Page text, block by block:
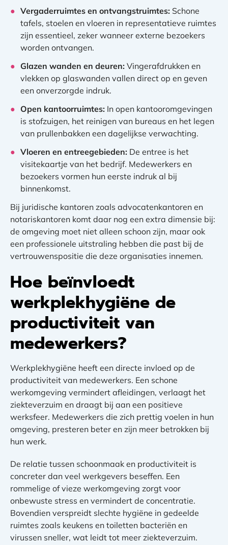
Vergaderruimtes en ontvangstruimtes: Schone
tafels, stoelen en vloeren in representatieve ruimtes
zijn essentieel, zeker wanneer externe bezoekers
worden ontvangen.
Glazen wanden en deuren: Vingerafdrukken en
vlekken op glaswanden vallen direct op en geven
een onverzorgde indruk.
Open kantoorruimtes: In open kantooromgevingen
is stofzuigen, het reinigen van bureaus en het legen
van prullenbakken een dagelijkse verwachting.
Vloeren en entreegebieden: De entree is het
visitekaartje van het bedrijf. Medewerkers en
bezoekers vormen hun eerste indruk al bij
binnenkomst.
Bij juridische kantoren zoals advocatenkantoren en
notariskantoren komt daar nog een extra dimensie bij:
de omgeving moet niet alleen schoon zijn, maar ook
een professionele uitstraling hebben die past bij de
vertrouwenspositie die deze organisaties innemen.
Hoe beïnvloedt
werkplekhygiëne de
productiviteit van
medewerkers?
Werkplekhygiëne heeft een directe invloed op de
productiviteit van medewerkers. Een schone
werkomgeving vermindert afleidingen, verlaagt het
ziekteverzuim en draagt bij aan een positieve
werksfeer. Medewerkers die zich prettig voelen in hun
omgeving, presteren beter en zijn meer betrokken bij
hun werk.
De relatie tussen schoonmaak en productiviteit is
concreter dan veel werkgevers beseffen. Een
rommelige of vieze werkomgeving zorgt voor
onbewuste stress en vermindert de concentratie.
Bovendien verspreidt slechte hygiëne in gedeelde
ruimtes zoals keukens en toiletten bacteriën en
virussen sneller, wat leidt tot meer ziekteverzuim.